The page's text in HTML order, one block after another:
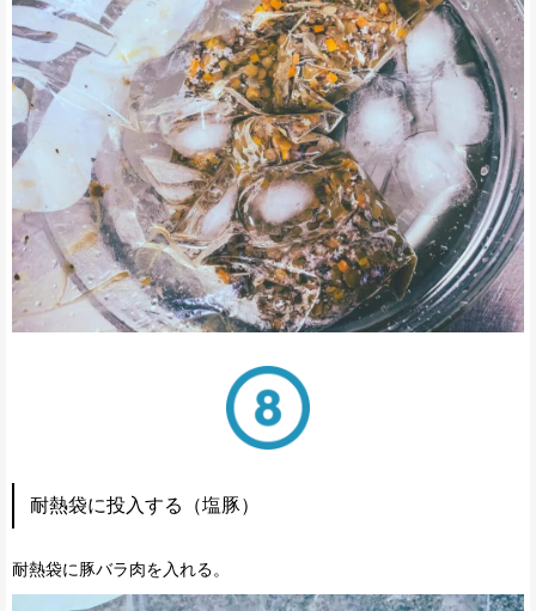
耐熱袋に投入する（塩豚）
耐熱袋に豚バラ肉を入れる。